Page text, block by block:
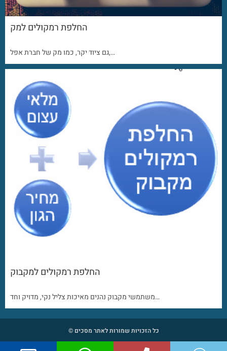
החלפת רמקולים למק
גם ציוד יקר, כמו מק של חברת אפל,…
החלפת רמקולים למקבוק
משתמשי מקבוק נהנים מאיכות צליל נקי, מדויק וחד…
כל הזכויות שמורות לאתר מסכים ©